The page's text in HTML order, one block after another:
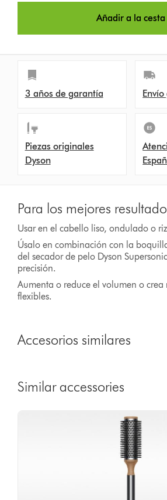
s
Añadir a la cesta
3 años de garantía
Piezas originales
Dyson
Para los mejores
Usar en el cabello liso, ondulado o
Úsalo en combinación con la
del secador de pelo Dyson
precisión.
Aumenta o reduce el volumen o crea
flexibles.
Accesorios similares
Similar accessories